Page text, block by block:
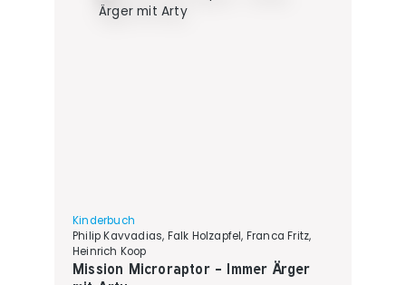
Kinderbuch
Philip Kavvadias, Falk Holzapfel, Franca Fritz,
Heinrich Koop
Mission Microraptor - Immer Ärger